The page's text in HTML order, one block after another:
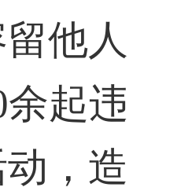
他人
起违
，造